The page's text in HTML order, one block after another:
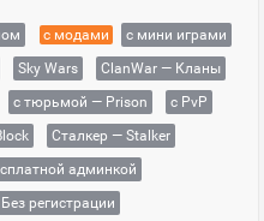
с модами
с мини играми
Sky Wars
ClanWar — Кланы
с тюрьмой — Prison
с PvP
Сталкер — Stalker
админкой
Без регистрации